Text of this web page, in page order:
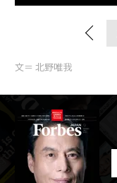
文＝ 北野唯我